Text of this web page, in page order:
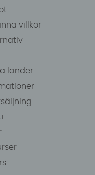
villkor
länder